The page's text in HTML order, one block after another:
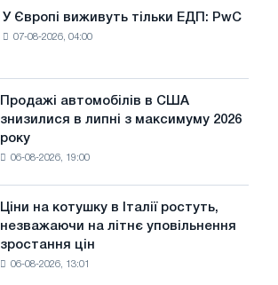
У Європі виживуть тільки ЕДП: PwC
07-08-2026, 04:00
Продажі автомобілів в США
знизилися в липні з максимуму 2026
року
06-08-2026, 19:00
Ціни на котушку в Італії ростуть,
незважаючи на літнє уповільнення
зростання цін
06-08-2026, 13:01